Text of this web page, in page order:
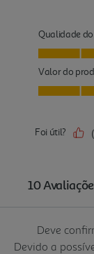
Deve
Devido a